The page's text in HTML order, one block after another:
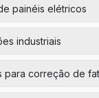
painéis elétricos
industriais
para correção de